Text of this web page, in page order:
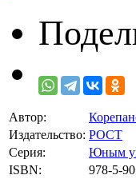
Автор:
Издательство: РОСТ
Серия:
Юным
ISBN:
978-5-